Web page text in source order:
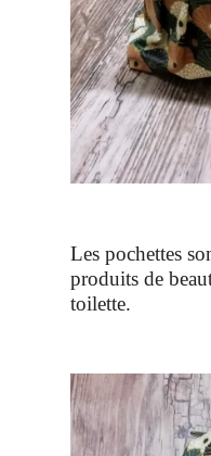
Les pochettes
produits de
toilette.